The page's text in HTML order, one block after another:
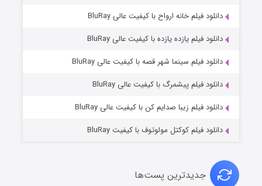
دانلود فیلم خانه ارواح با کیفیت عالی BluRay
دانلود فیلم یازده یازده با کیفیت عالی BluRay
دانلود فیلم سینما شهر قصه با کیفیت عالی BluRay
دانلود فیلم پیشمرگ با کیفیت عالی BluRay
دانلود فیلم زیبا صدایم کن با کیفیت عالی BluRay
دانلود فیلم کوکتل مولوتوف با کیفیت BluRay
جدیدترین پست‌ها